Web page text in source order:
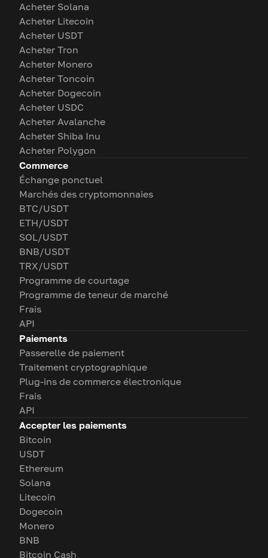
Acheter Solana
Acheter Litecoin
Acheter USDT
Acheter Tron
Acheter Monero
Acheter Toncoin
Acheter Dogecoin
Acheter USDC
Acheter Avalanche
Acheter Shiba Inu
Acheter Polygon
Commerce
Échange ponctuel
Marchés des cryptomonnaies
BTC/USDT
ETH/USDT
SOL/USDT
BNB/USDT
TRX/USDT
Programme de courtage
Programme de teneur de marché
Frais
API
Paiements
Passerelle de paiement
Traitement cryptographique
Plug-ins de commerce électronique
Frais
API
Accepter les paiements
Bitcoin
USDT
Ethereum
Solana
Litecoin
Dogecoin
Monero
BNB
Bitcoin Cash